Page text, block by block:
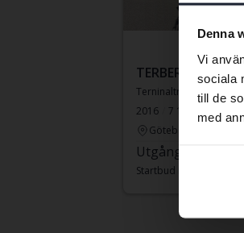
Denna
Vi
sociala
till de
med
TERBERG YT222
Terninaltraktor
2016
7 124 h
Export:
Göteborg
Utgångspris
Startbud inkl moms